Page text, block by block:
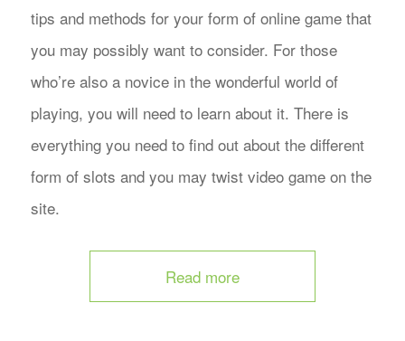
tips and methods for your form of online game that
you may possibly want to consider. For those
who’re also a novice in the wonderful world of
playing, you will need to learn about it. There is
everything you need to find out about the different
form of slots and you may twist video game on the
site.
Read more